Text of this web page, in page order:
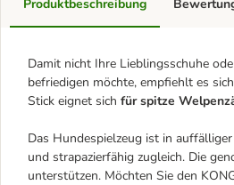
Produktbeschreibung
Damit nicht Ihre Lieblingsschuhe
befriedigen möchte, empfiehlt es
Stick eignet sich für spitze
Das Hundespielzeug ist in
und strapazierfähig zugleich. Die
unterstützen. Möchten Sie den